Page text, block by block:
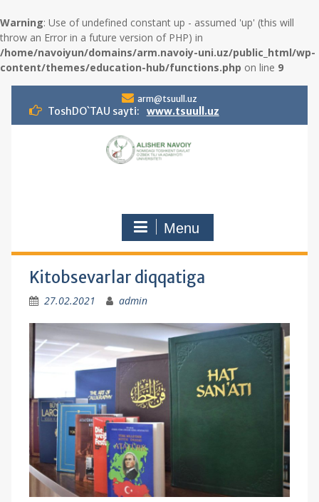
Warning: Use of undefined constant up - assumed 'up' (this will
throw an Error in a future version of PHP) in
/home/navoiyun/domains/arm.navoiy-uni.uz/public_html/wp-
content/themes/education-hub/functions.php on line 9
i
n
arm@tsuull.uz
ToshDO`TAU sayti: www.tsuull.uz
Menu
Kitobsevarlar diqqatiga
27.02.2021 admin